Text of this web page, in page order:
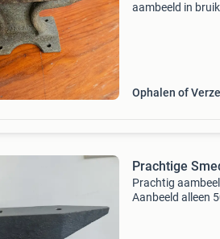
aambeeld in
Ophalen of
Prachtige
Prachtig
Aanbeeld alleen